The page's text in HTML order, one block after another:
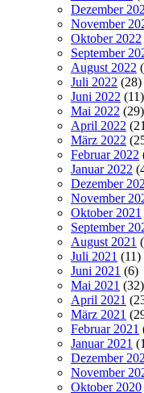
Dezember
November
Oktober 2022
September
August 2022
Juli 2022 (28)
Juni 2022 (11)
Mai 2022 (29)
April 2022
März 2022
Februar 2022
Januar 2022
Dezember
November
Oktober 2021
September
August 2021
Juli 2021 (11)
Juni 2021 (6)
Mai 2021 (32)
April 2021
März 2021
Februar 2021
Januar 2021
Dezember
November
Oktober 2020